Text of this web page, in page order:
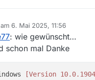
6. Mai 2025, 11:56
von
: wie gewünscht…
schon mal Danke
[Version